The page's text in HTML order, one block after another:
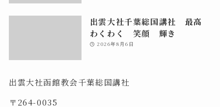
出雲大社千葉総国講社 最高
わくわく 笑顔 輝き
2026年8月6日
出雲大社函館教会千葉総国講社
〒264-0035